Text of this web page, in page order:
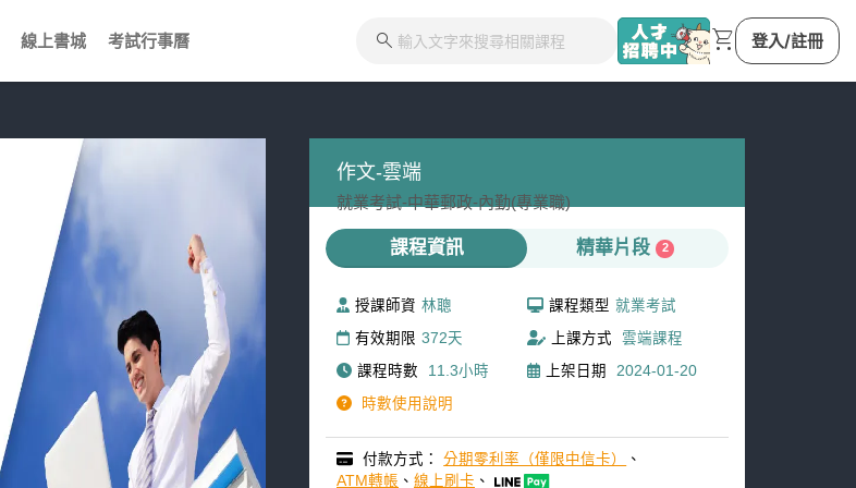
作文-雲端
就業考試-中華郵政-內勤(專業職)
課程資訊 精華片段 2
授課師資 林聰 課程類型 就業考試
有效期限 372天 上課方式
雲端課程
課程時數
11.3小時 上架日期
2024-01-20
時數使用說明
付款方式：分期零利率（僅限中信卡）
、
ATM轉帳 、 線上刷卡 、
線上書城 考試行事曆 search shopping_cart 登入/註冊